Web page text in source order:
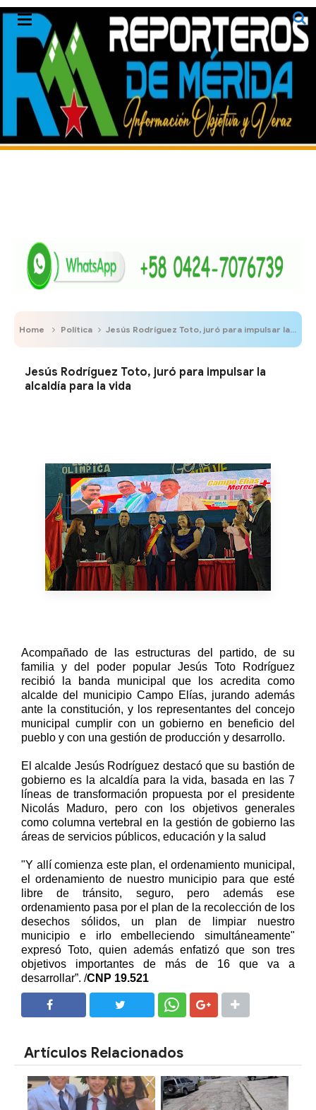
Home Política Jesús Rodríguez Toto, juró para impulsar la alcaldía para la vida
Jesús Rodríguez Toto, juró para impulsar la
alcaldía para la vida
Acompañado de las estructuras del partido, de su
familia y del poder popular Jesús Toto Rodríguez
recibió la banda municipal que los acredita como
alcalde del municipio Campo Elías, jurando además
ante la constitución, y los representantes del concejo
municipal cumplir con un gobierno en beneficio del
pueblo y con una gestión de producción y desarrollo.
El alcalde Jesús Rodríguez destacó que su bastión de
gobierno es la alcaldía para la vida, basada en las 7
líneas de transformación propuesta por el presidente
Nicolás Maduro, pero con los objetivos generales
como columna vertebral en la gestión de gobierno las
áreas de servicios públicos, educación y la salud
"Y allí comienza este plan, el ordenamiento municipal,
el ordenamiento de nuestro municipio para que esté
libre de tránsito, seguro, pero además ese
ordenamiento pasa por el plan de la recolección de los
desechos sólidos, un plan de limpiar nuestro
municipio e irlo embelleciendo simultáneamente"
expresó Toto, quien además enfatizó que son tres
objetivos importantes de más de 16 que va a
desarrollar”. /CNP 19.521
Artículos Relacionados